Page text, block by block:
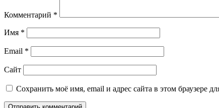
Комментарий *
Имя *
Email *
Сайт
Сохранить моё имя, email и адрес сайта в этом браузере